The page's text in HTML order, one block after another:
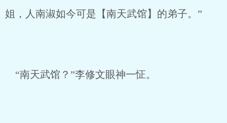
姐，人南淑如今可是【南天武馆】的弟子。”
“南天武馆？”李修文眼神一怔。